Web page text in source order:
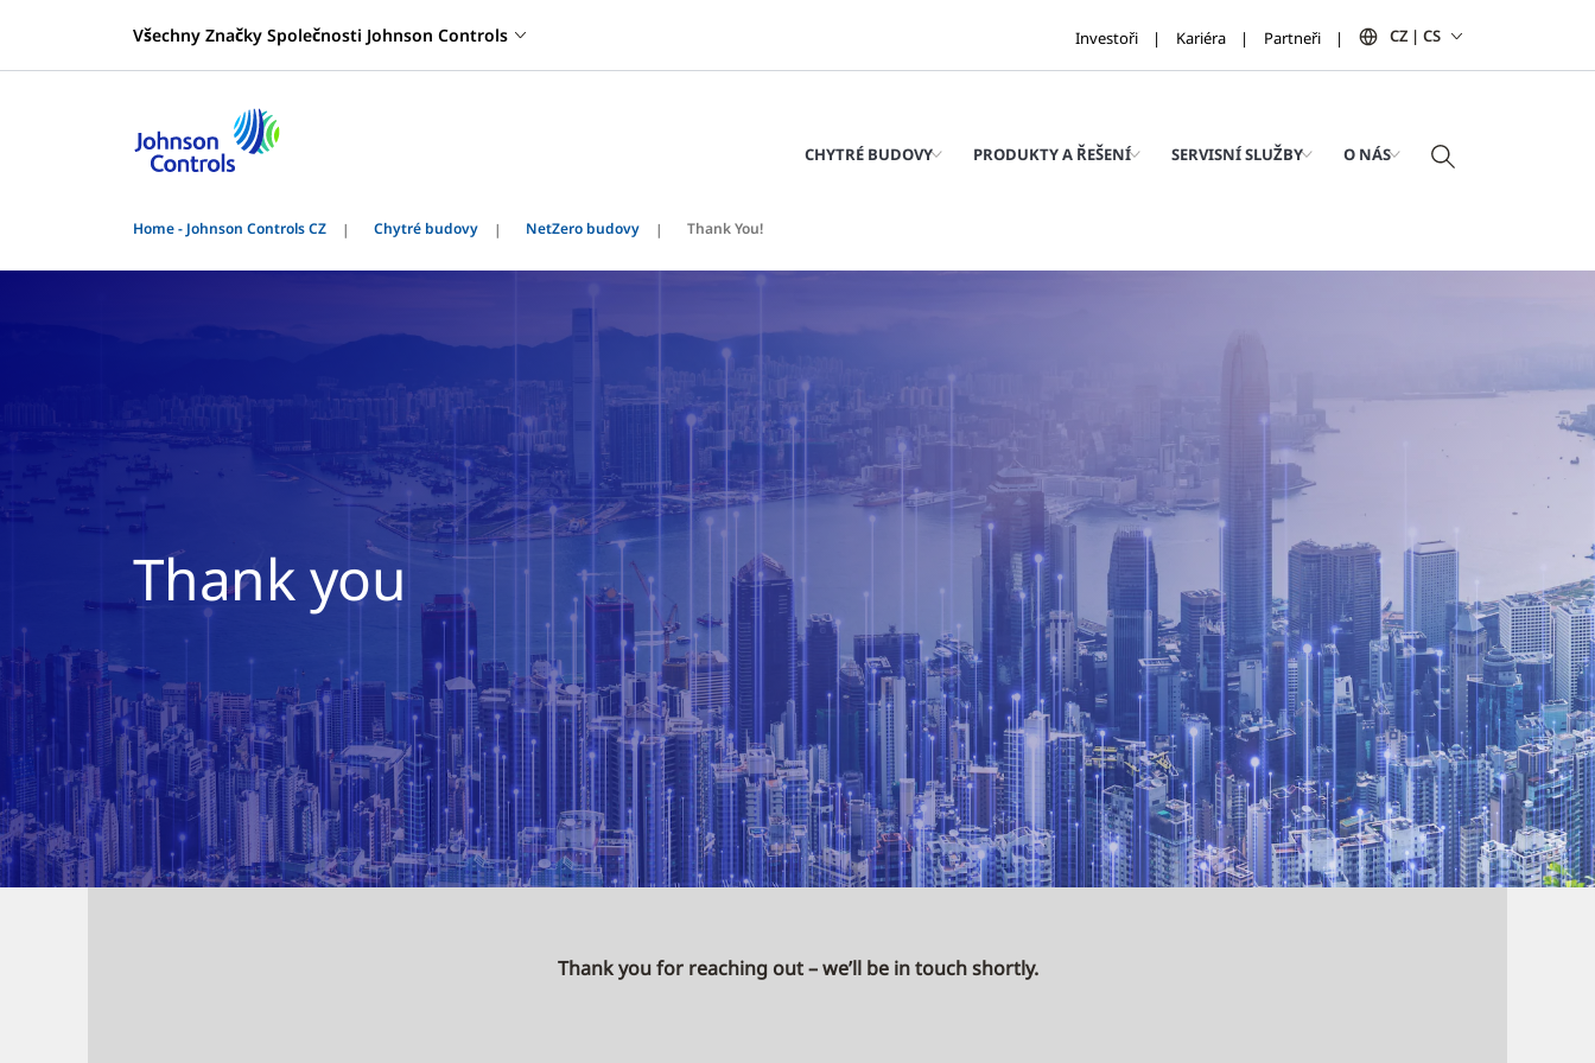
Všechny Značky Společnosti Johnson Controls Investoři Kariéra Partneři CZ | CS
CHYTRÉ BUDOVY PRODUKTY A ŘEŠENÍ SERVISNÍ SLUŽBY O NÁS
Home - Johnson Controls CZ Chytré budovy NetZero budovy Thank You!
Thank you
Thank you for reaching out – we’ll be in touch shortly.